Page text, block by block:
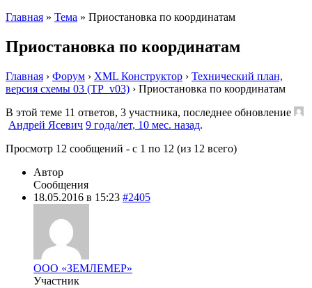
Главная » Тема » Приостановка по координатам
Приостановка по координатам
Главная › Форум › XML Конструктор › Технический план,
версия схемы 03 (TP_v03) › Приостановка по координатам
В этой теме 11 ответов, 3 участника, последнее обновление
Андрей Ясевич 9 года/лет, 10 мес. назад.
Просмотр 12 сообщений - с 1 по 12 (из 12 всего)
Автор
Сообщения
18.05.2016 в 15:23 #2405
ООО «ЗЕМЛЕМЕР»
Участник